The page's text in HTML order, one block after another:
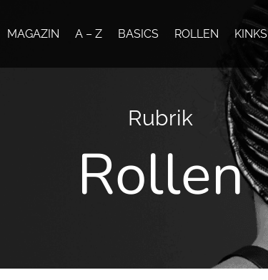
MAGAZIN A – Z BASICS ROLLEN KINKS
Rubrik
Rollen